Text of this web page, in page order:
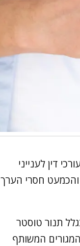
דין לענייני
חסרי הערך
בגלל תנור טוסטר
המגורים המשותף